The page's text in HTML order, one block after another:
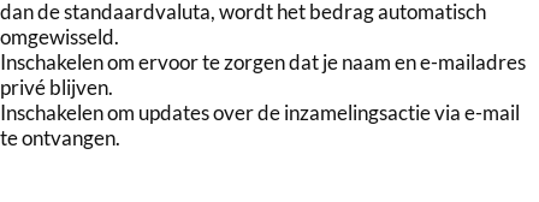
dan de standaardvaluta, wordt het bedrag automatisch
omgewisseld.
Inschakelen om ervoor te zorgen dat je naam en e-mailadres
privé blijven.
Inschakelen om updates over de inzamelingsactie via e-mail
te ontvangen.